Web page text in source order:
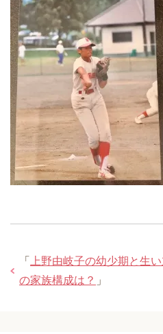
「
上野由岐子の幼少期と生
の家族構成は？ 」